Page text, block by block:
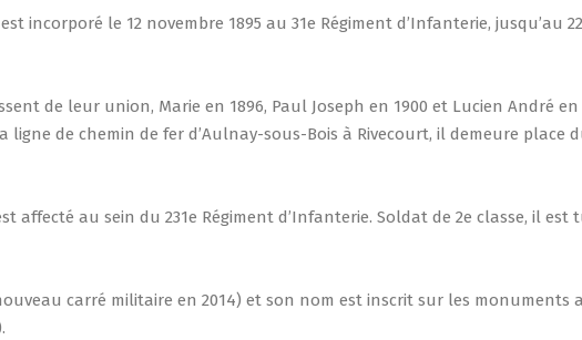
incorporé le 12 novembre 1895 au 31e Régiment d’Infanterie, jusqu’au
de leur union, Marie en 1896, Paul Joseph en 1900 et Lucien André
de chemin de fer d’Aulnay-sous-Bois à Rivecourt, il demeure place
au sein du 231e Régiment d’Infanterie. Soldat de 2e classe, il est
carré militaire en 2014) et son nom est inscrit sur les monuments